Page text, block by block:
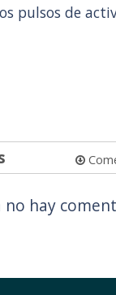
pulsos de
no hay